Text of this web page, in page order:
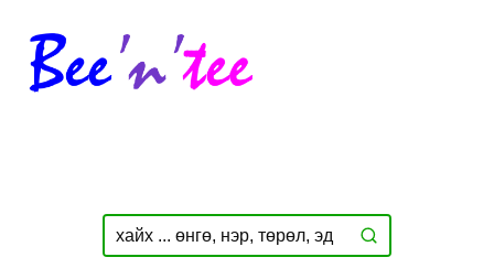
Skip
to
navigation
Skip
to
content